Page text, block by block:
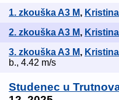
1. zkouška A3 M,
2. zkouška A3 M,
3. zkouška A3 M,
b., 4.42 m/s
Studenec u